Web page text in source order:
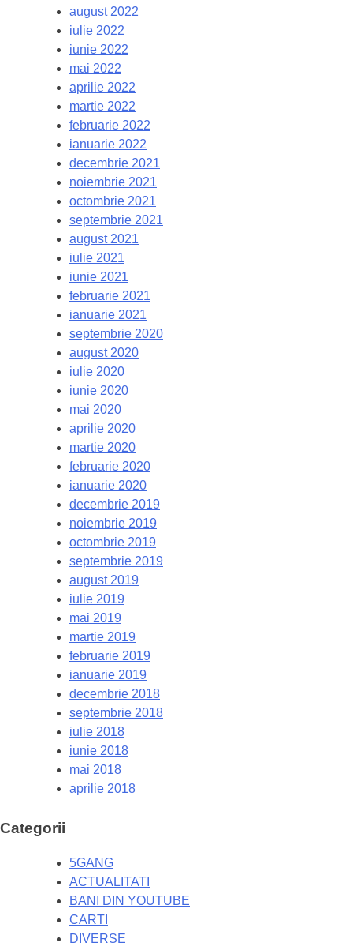
august 2022
iulie 2022
iunie 2022
mai 2022
aprilie 2022
martie 2022
februarie 2022
ianuarie 2022
decembrie 2021
noiembrie 2021
octombrie 2021
septembrie 2021
august 2021
iulie 2021
iunie 2021
februarie 2021
ianuarie 2021
septembrie 2020
august 2020
iulie 2020
iunie 2020
mai 2020
aprilie 2020
martie 2020
februarie 2020
ianuarie 2020
decembrie 2019
noiembrie 2019
octombrie 2019
septembrie 2019
august 2019
iulie 2019
mai 2019
martie 2019
februarie 2019
ianuarie 2019
decembrie 2018
septembrie 2018
iulie 2018
iunie 2018
mai 2018
aprilie 2018
Categorii
5GANG
ACTUALITATI
BANI DIN YOUTUBE
CARTI
DIVERSE